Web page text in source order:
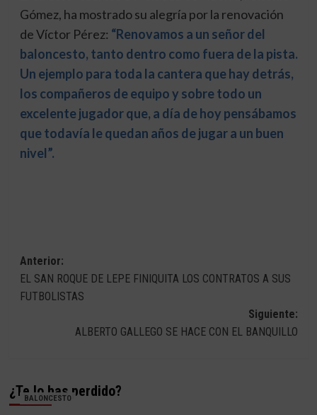
Gómez, ha mostrado su alegría por la renovación
de Víctor Pérez: “Renovamos a un señor del
baloncesto, tanto dentro como fuera de la pista.
Un ejemplo para toda la cantera que hay detrás,
los compañeros de equipo y sobre todo un
excelente jugador que, a día de hoy pensábamos
que todavía le quedan años de jugar a un buen
nivel”.
Navegación
de
Anterior:
EL SAN ROQUE DE LEPE FINIQUITA LOS CONTRATOS A SUS
FUTBOLISTAS
Siguiente:
ALBERTO GALLEGO SE HACE CON EL BANQUILLO
¿Te lo has perdido?
BALONCESTO